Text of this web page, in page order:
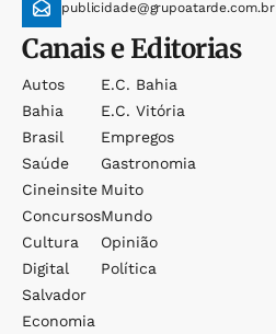
publicidade@grupoatarde.com.br
Canais e Editorias
Autos
Bahia
Brasil
Saúde
Cineinsite
Concursos
Cultura
Digital
Salvador
Economia
E.c. Bahia
E.c. Vitória
Empregos
Gastronomia
Muito
Mundo
Opinião
Política